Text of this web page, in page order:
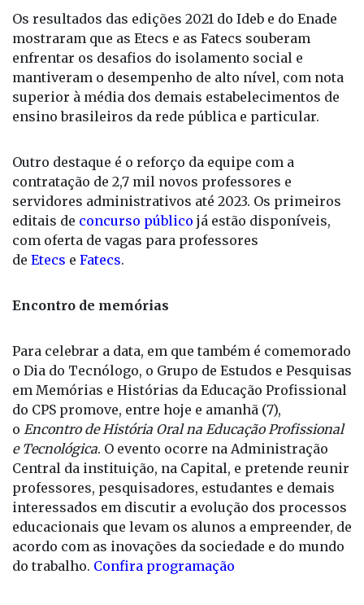
mantiveram o desempenho de alto nível, com nota
superior à média dos demais estabelecimentos de
ensino brasileiros da rede pública e particular.
Outro destaque é o reforço da equipe com a
editais deconcurso públicojá estão disponíveis,
com oferta de vagas para professores
deEtecseFatecs.
Encontro de memórias
Para celebrar a data, em que também é comemorado
do CPS promove, entre hoje e amanhã (7),
o Encontro de História Oral na Educação Profissional
e Tecnológica. O evento ocorre na Administração
Central da instituição, na Capital, e pretende reunir
professores, pesquisadores, estudantes e demais
interessados em discutir a evolução dos processos
educacionais que levam os alunos a empreender, de
acordo com as inovações da sociedade e do mundo
do trabalho.Confira programação
Trajetória